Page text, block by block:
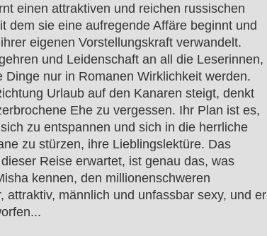
einen attraktiven und reichen russischen
dem sie eine aufregende Affäre beginnt und
eigenen Vorstellungskraft verwandelt.
und Leidenschaft an all die Leserinnen,
Dinge nur in Romanen Wirklichkeit werden.
Urlaub auf den Kanaren steigt, denkt
Ehe zu vergessen. Ihr Plan ist es,
zu entspannen und sich in die herrliche
zu stürzen, ihre Lieblingslektüre. Das
Reise erwartet, ist genau das, was
kennen, den millionenschweren
attraktiv, männlich und unfassbar sexy, und er